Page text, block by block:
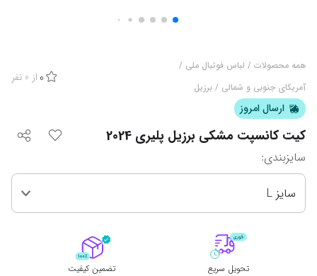
همه محصولات / لباس فوتبال ملی /
آمریکای جنوبی و شمالی / برزیل
0 از 0 نفر
ارسال امروز
کیت کانسپت مشکی برزیل پلیری 2024
سایزبندی:
سایز L
تحویل سریع تضمین کیفیت